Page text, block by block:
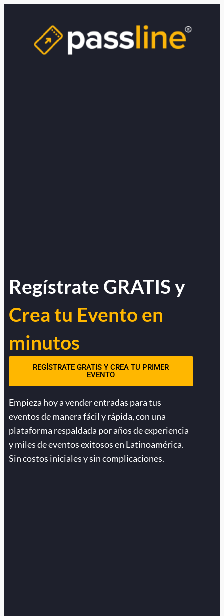
Regístrate GRATIS y
Crea tu Evento en
minutos
REGÍSTRATE GRATIS Y CREA TU PRIMER
EVENTO
Empieza hoy a vender entradas para tus
eventos de manera fácil y rápida, con una
plataforma respaldada por años de experiencia
y miles de eventos exitosos en Latinoamérica.
Sin costos iniciales y sin complicaciones.